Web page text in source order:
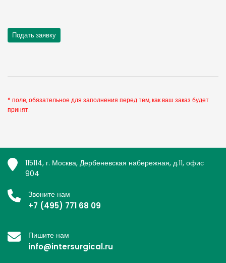
* поле, обязательное для заполнения перед тем, как ваш заказ будет
принят.
115114, г. Москва, Дербеневская набережная, д.11, офис
904
Звоните нам
+7 (495) 771 68 09
Пишите нам
info@intersurgical.ru